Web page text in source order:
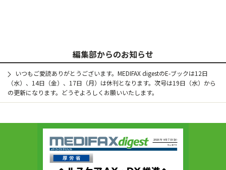
編集部からのお知らせ
いつもご愛読ありがとうございます。MEDIFAX digestのE-ブックは12日
（水）、14日（金）、17日（月）は休刊となります。次号は19日（水）から
の更新になります。どうぞよろしくお願いいたします。